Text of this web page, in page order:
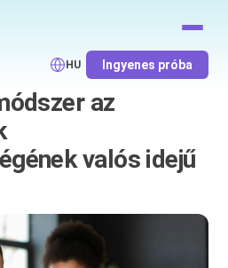
HU Ingyenes próba
az
valós idejű